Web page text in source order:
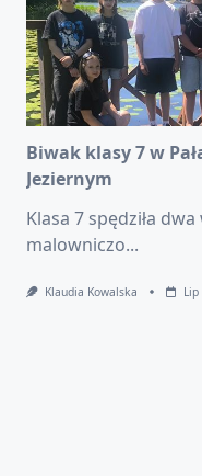
Biwak klasy 7 w
Jeziernym
Klasa 7 spędziła
malowniczo...
Klaudia Kowalska